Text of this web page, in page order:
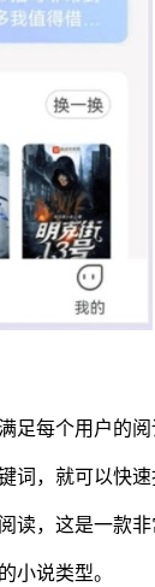
足每个用户的
词，就可以快速
读，这是一款非
小说类型。